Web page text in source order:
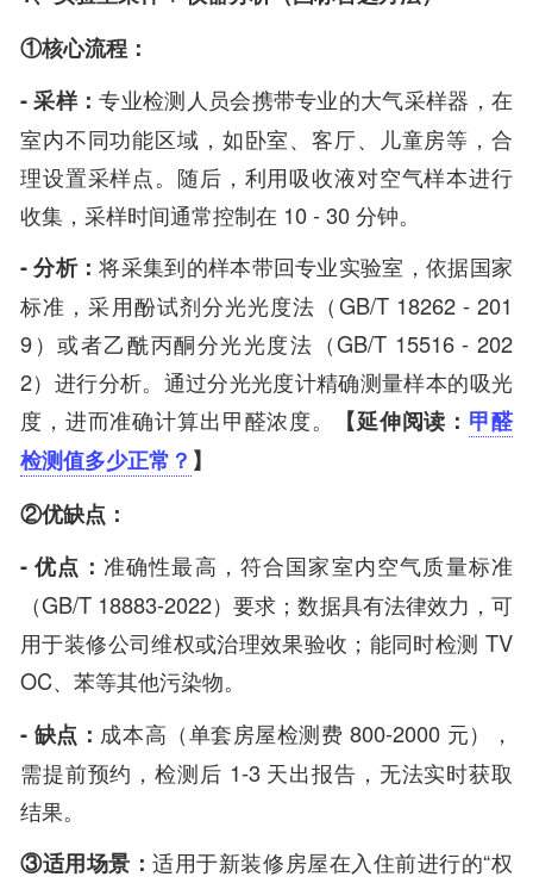
①核心流程：
- 采样：专业检测人员会携带专业的大气采样器，在
室内不同功能区域，如卧室、客厅、儿童房等，合
理设置采样点。随后，利用吸收液对空气样本进行
收集，采样时间通常控制在 10 - 30 分钟。
- 分析：将采集到的样本带回专业实验室，依据国家
标准，采用酚试剂分光光度法（GB/T 18262 - 201
9）或者乙酰丙酮分光光度法（GB/T 15516 - 202
2）进行分析。通过分光光度计精确测量样本的吸光
度，进而准确计算出甲醛浓度。
【延伸阅读： 甲醛
检测值多少正常？ 】
②优缺点：
- 优点： 准确性最高，符合国家室内空气质量标准
（GB/T 18883-2022）要求；数据具有法律效力，可
用于装修公司维权或治理效果验收；能同时检测 TV
OC、苯等其他污染物。
- 缺点： 成本高（单套房屋检测费 800-2000 元），
需提前预约，检测后 1-3 天出报告，无法实时获取
结果。
③适用场景：适用于新装修房屋在入住前进行的“权